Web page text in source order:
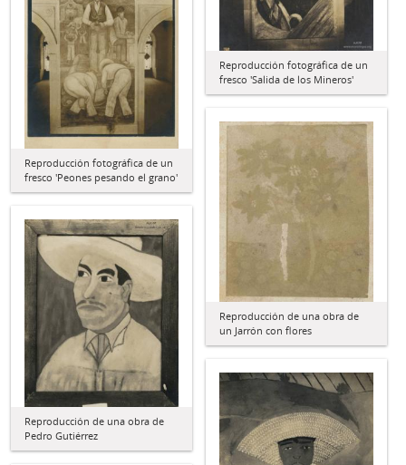
Reproducción fotográfica de un
fresco 'Salida de los Mineros'
Reproducción fotográfica de un
fresco 'Peones pesando el grano'
Reproducción de una obra de
un Jarrón con flores
Reproducción de una obra de
Pedro Gutiérrez